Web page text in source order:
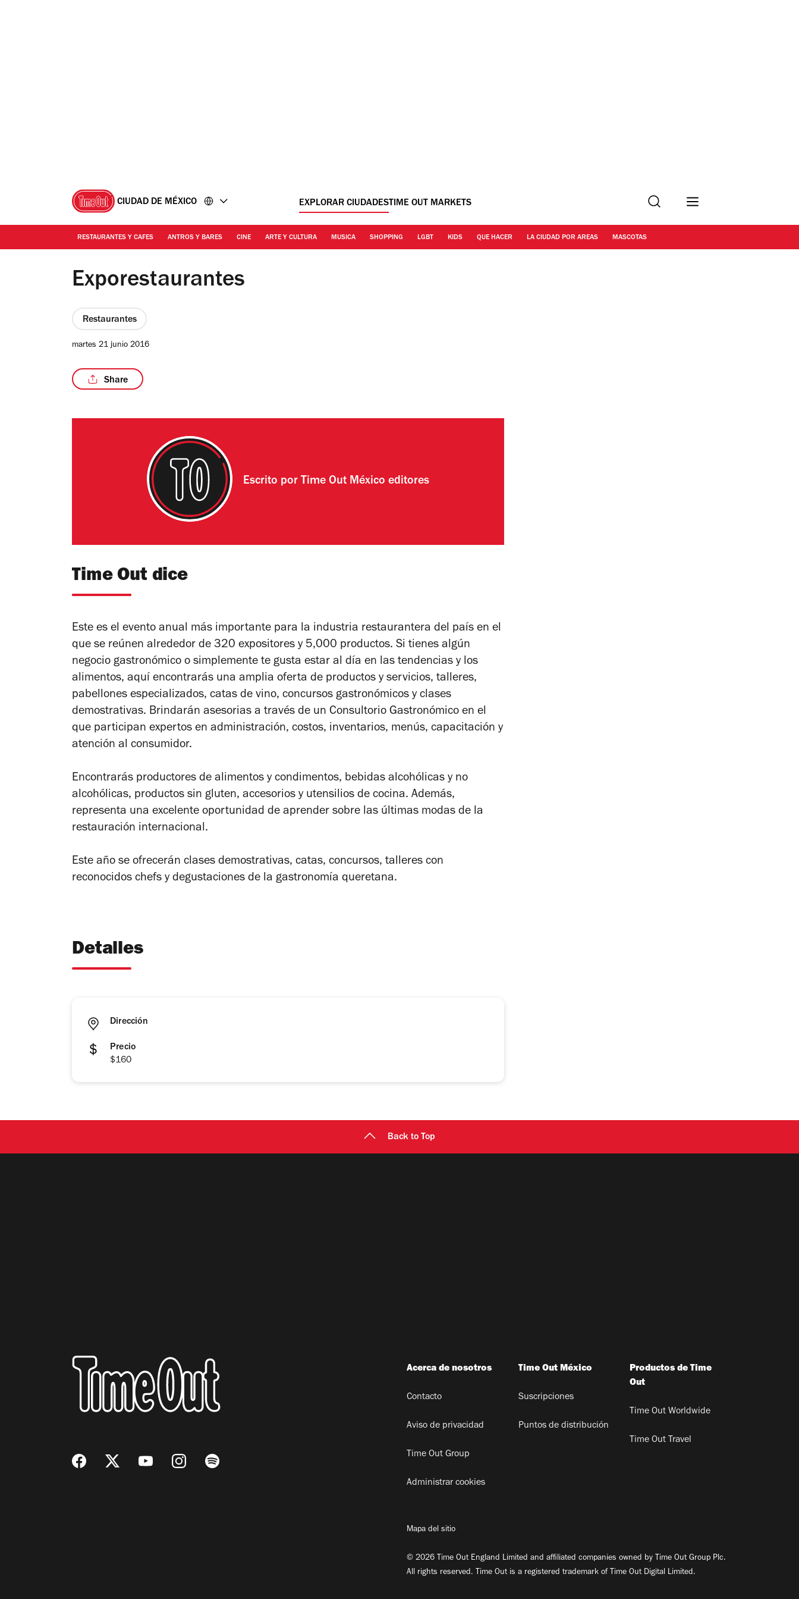
CIUDAD DE MÉXICO EXPLORAR CIUDADESTIME OUT MARKETS Buscar
RESTAURANTES Y CAFES ANTROS Y BARES CINE ARTE Y CULTURA MUSICA SHOPPING LGBT KIDS QUE HACER LA CIUDAD POR AREAS MASCOTAS
Exporestaurantes
Restaurantes
martes 21 junio 2016
Share
Escrito por Time Out México editores
Time Out dice
Este es el evento anual más importante para la industria restaurantera del país en el
que se reúnen alrededor de 320 expositores y 5,000 productos. Si tienes algún
negocio gastronómico o simplemente te gusta estar al día en las tendencias y los
alimentos, aquí encontrarás una amplia oferta de productos y servicios, talleres,
pabellones especializados, catas de vino, concursos gastronómicos y clases
demostrativas. Brindarán asesorias a través de un Consultorio Gastronómico en el
que participan expertos en administración, costos, inventarios, menús, capacitación y
atención al consumidor.
Encontrarás productores de alimentos y condimentos, bebidas alcohólicas y no
alcohólicas, productos sin gluten, accesorios y utensilios de cocina. Además,
representa una excelente oportunidad de aprender sobre las últimas modas de la
restauración internacional.
Este año se ofrecerán clases demostrativas, catas, concursos, talleres con
reconocidos chefs y degustaciones de la gastronomía queretana.
Detalles
Dirección
Precio
$160
Back to Top
Acerca de nosotros
Contacto
Aviso de privacidad
Time Out Group
Administrar cookies
Time Out México
Suscripciones
Puntos de distribución
Productos de Time
Out
Time Out Worldwide
Time Out Travel
Mapa del sitio
© 2026 Time Out England Limited and affiliated companies owned by Time Out Group Plc.
All rights reserved. Time Out is a registered trademark of Time Out Digital Limited.